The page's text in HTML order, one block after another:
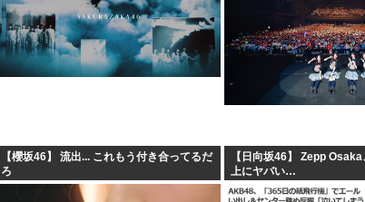
【櫻坂46】 流出... これもう付き合ってるだ
ろ
【日向坂46】 Zepp
上にヤバい…